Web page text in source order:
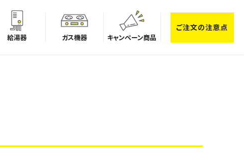
給湯器 ガス機器 キャンペーン商品
ご注文の注意点